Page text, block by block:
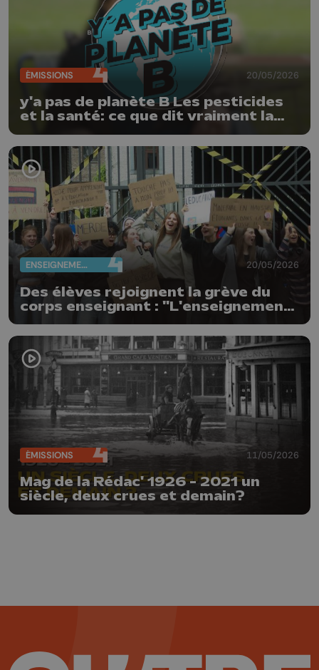
ÉMISSIONS 20/05/2026
y'a pas de planète B Les pesticides
et la santé: ce que dit vraiment la
ENSEIGNEMENT 20/05/2026
Des élèves rejoignent la grève du
corps enseignant : "L'enseignement
n'est pas à vendre"
ÉMISSIONS 11/05/2026
Mag de la Rédac' 1926 - 2021 un
siècle, deux crues et demain?